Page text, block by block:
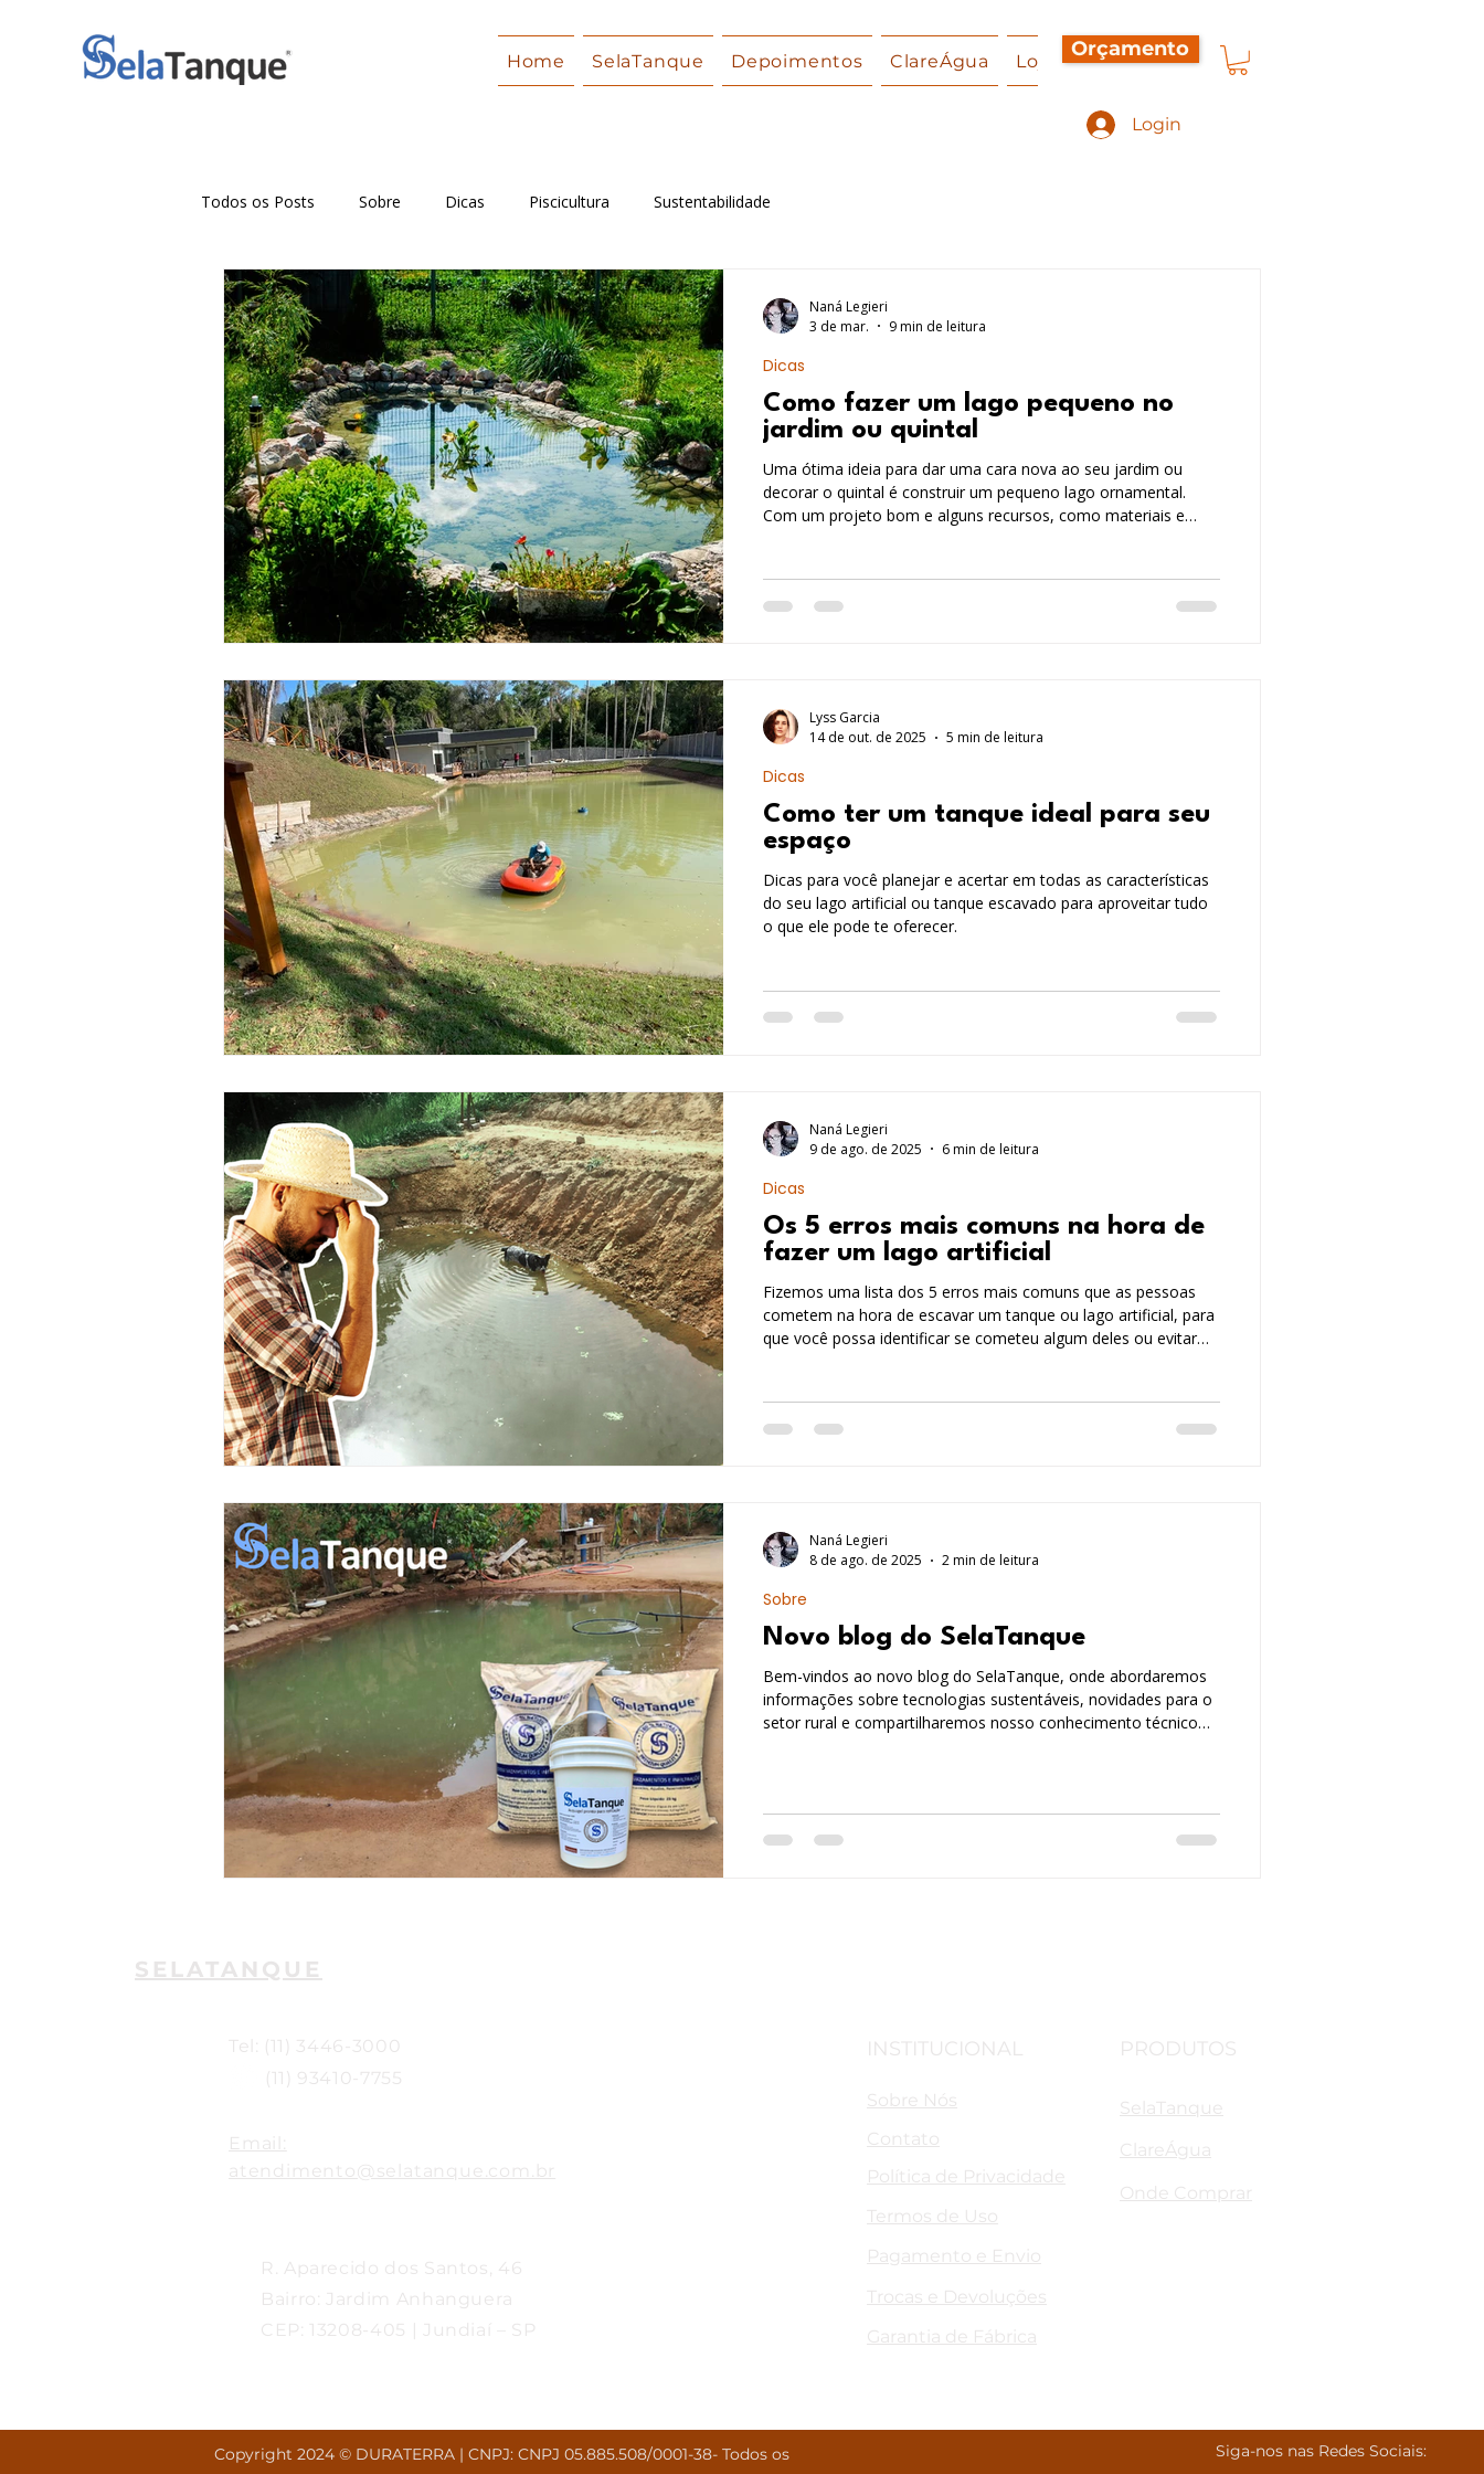
Home SelaTanque Depoimentos ClareÁgua Loja Virtual Orçamento
Orçamento
Login
Todos os Posts Sobre Dicas Piscicultura Sustentabilidade
Como fazer um lago pequeno no
jardim ou quintal
Uma ótima ideia para dar uma cara nova ao seu jardim ou
decorar o quintal é construir um pequeno lago ornamental.
Com um projeto bom e alguns recursos, como materiais e
especializada. Vamos dar todas as dicas e ensinar passo a
passo como fazer um lago pequeno no jardim ou quintal.
Dicas
Naná Legieri
3 de mar.
9 min de leitura
Como ter um tanque ideal para seu
espaço
Dicas para você planejar e acertar em todas as características
do seu lago artificial ou tanque escavado para aproveitar tudo
o que ele pode te oferecer.
Dicas
Lyss Garcia
14 de out. de 2025
5 min de leitura
Os 5 erros mais comuns na hora de
fazer um lago artificial
Fizemos uma lista dos 5 erros mais comuns que as pessoas
cometem na hora de escavar um tanque ou lago artificial, para
que você possa identificar se cometeu algum deles ou evitar
Dicas
Naná Legieri
9 de ago. de 2025
6 min de leitura
Novo blog do SelaTanque
Bem-vindos ao novo blog do SelaTanque, onde abordaremos
informações sobre tecnologias sustentáveis, novidades para o
setor rural e compartilharemos nosso conhecimento técnico
oferta de tecnologias limpas, ecológicas e saudáveis.
Convidamos você a participar dessa nova jornada conosco!
Sobre
Naná Legieri
8 de ago. de 2025
2 min de leitura
SELATANQUE
Tel: (11) 3446-3000
(11) 93410-7755
Email:
atendimento@selatanque.com.br
R. Aparecido dos Santos, 46
Bairro: Jardim Anhanguera
CEP: 13208-405 | Jundiaí – SP
INSTITUCIONAL
Sobre Nós
Contato
Política de Privacidade
Termos de Uso
Pagamento e Envio
Trocas e Devoluções
Garantia de Fábrica
PRODUTOS
SelaTanque
ClareÁgua
Onde Comprar
Copyright 2024 © DURATERRA | CNPJ: CNPJ 05.885.508/0001-38- Todos os
Siga-nos nas Redes Sociais: